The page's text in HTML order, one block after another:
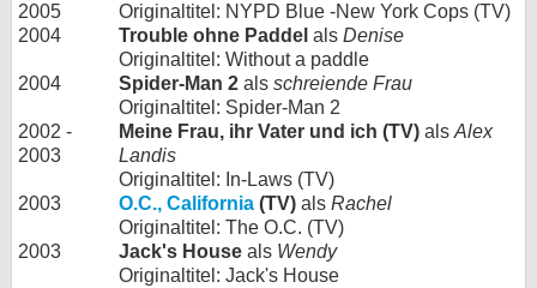
2005
Originaltitel: NYPD Blue -New York Cops (TV)
2004
Trouble ohne Paddel als Denise
Originaltitel: Without a paddle
2004
Spider-Man 2 als schreiende Frau
Originaltitel: Spider-Man 2
2002 -
2003
Meine Frau, ihr Vater und ich (TV) alsAlex
Landis
Originaltitel: In-Laws (TV)
2003
O.C., California (TV) als Rachel
Originaltitel: The O.C. (TV)
2003
Jack's House als Wendy
Originaltitel: Jack's House